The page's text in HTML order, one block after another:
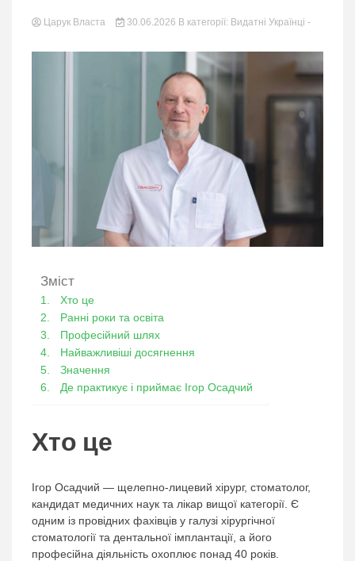
Царук Власта 30.06.2026 В категорії: Видатні Українці -
Зміст
Хто це
Ранні роки та освіта
Професійний шлях
Найважливіші досягнення
Значення
Де практикує і приймає Ігор Осадчий
Хто це
Ігор Осадчий — щелепно-лицевий хірург, стоматолог,
кандидат медичних наук та лікар вищої категорії. Є
одним із провідних фахівців у галузі хірургічної
стоматології та дентальної імплантації, а його
професійна діяльність охоплює понад 40 років.